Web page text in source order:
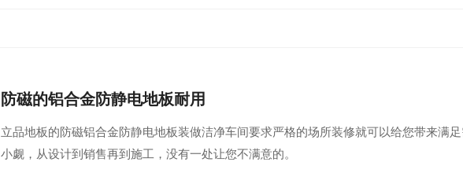
防磁的铝合金防静电地板耐用
立品地板的防磁铝合金防静电地板装做洁净车间要求严格的场所装修就可以给您带来满
小觑，从设计到销售再到施工，没有一处让您不满意的。